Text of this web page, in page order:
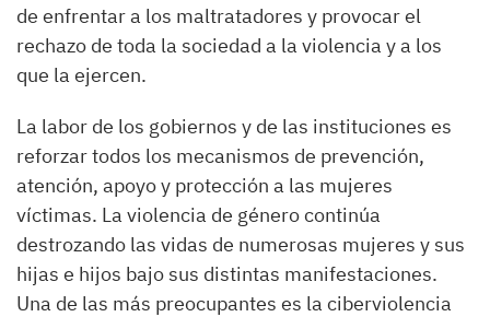
de enfrentar a los maltratadores y provocar el
rechazo de toda la sociedad a la violencia y a los
que la ejercen.
La labor de los gobiernos y de las instituciones es
reforzar todos los mecanismos de prevención,
atención, apoyo y protección a las mujeres
víctimas. La violencia de género continúa
destrozando las vidas de numerosas mujeres y sus
hijas e hijos bajo sus distintas manifestaciones.
Una de las más preocupantes es la ciberviolencia